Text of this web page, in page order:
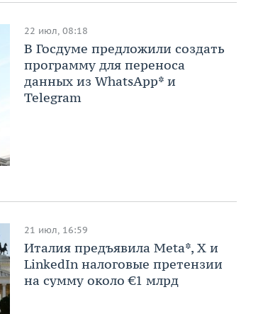
22 июл, 08:18
В Госдуме предложили создать
программу для переноса
данных из WhatsApp* и
Telegram
21 июл, 16:59
Италия предъявила Meta*, X и
LinkedIn налоговые претензии
на сумму около €1 млрд